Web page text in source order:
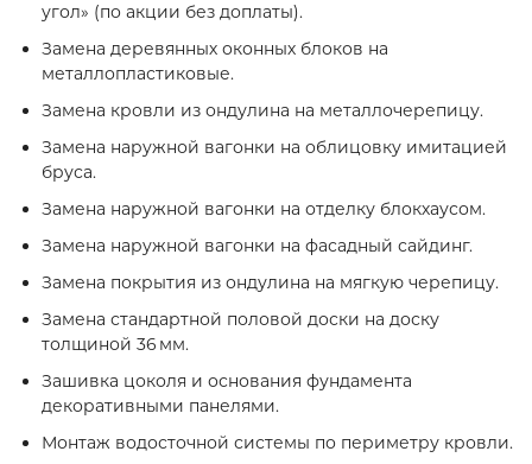
угол» (по акции без доплаты).
Замена деревянных оконных блоков на
металлопластиковые.
Замена кровли из ондулина на металлочерепицу.
Замена наружной вагонки на облицовку имитацией
бруса.
Замена наружной вагонки на отделку блокхаусом.
Замена наружной вагонки на фасадный сайдинг.
Замена покрытия из ондулина на мягкую черепицу.
Замена стандартной половой доски на доску
толщиной 36 мм.
Зашивка цоколя и основания фундамента
декоративными панелями.
Монтаж водосточной системы по периметру кровли.